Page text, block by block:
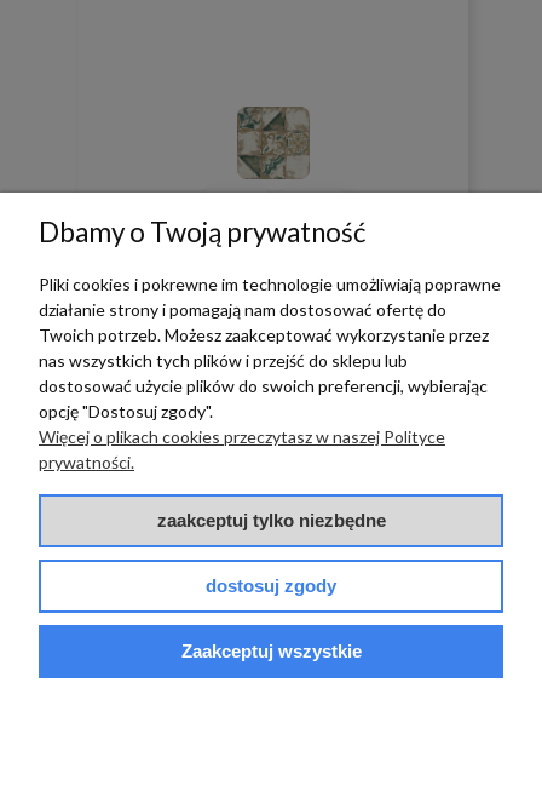
zebranych i zweryfikowanych przez
BAZA WIEDZY
PŁATNOŚCI I DOSTAWA
POMOC
Dbamy o Twoją prywatność
Pliki cookies i pokrewne im technologie umożliwiają poprawne
działanie strony i pomagają nam dostosować ofertę do
Twoich potrzeb. Możesz zaakceptować wykorzystanie przez
nas wszystkich tych plików i przejść do sklepu lub
dostosować użycie plików do swoich preferencji, wybierając
opcję "Dostosuj zgody".
Więcej o plikach cookies przeczytasz w naszej Polityce
prywatności.
zaakceptuj tylko niezbędne
dostosuj zgody
Zaakceptuj wszystkie